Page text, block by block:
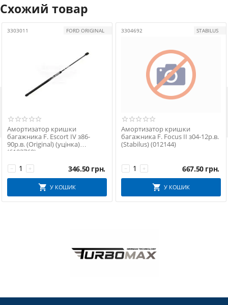
Схожий товар
3303011 FORD ORIGINAL
Амортизатор кришки
багажника F. Escort IV з86-
90р.в. (Original) (уцінка)
(6183769)
+
− 346.50 грн.
У КОШИК
3304692 STABILUS
Амортизатор кришки
багажника F. Focus II з04-12р.в.
(Stabilus) (012144)
+
− 667.50 грн.
У КОШИК